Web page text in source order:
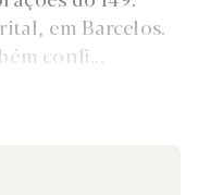
em Barcelos.
confi...